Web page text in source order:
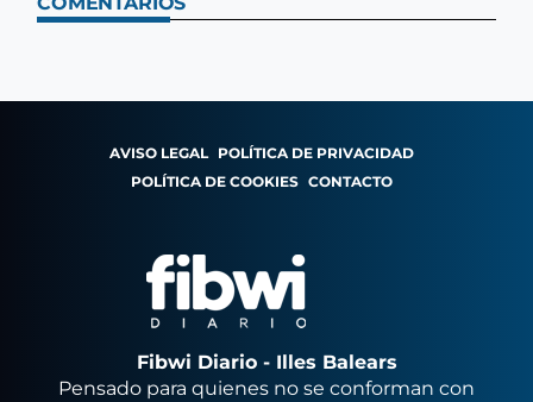
AVISO LEGAL POLÍTICA DE PRIVACIDAD
POLÍTICA DE COOKIES CONTACTO
Fibwi Diario - Illes Balears
Pensado para quienes no se conforman con